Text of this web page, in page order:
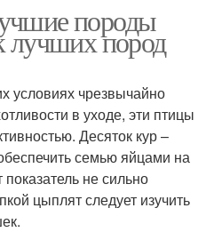
породы
лучших пород
условиях чрезвычайно
в уходе, эти птицы
Десяток кур –
семью яйцами на
не сильно
цыплят следует изучить